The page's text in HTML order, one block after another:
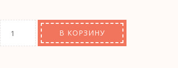
В КОРЗИНУ